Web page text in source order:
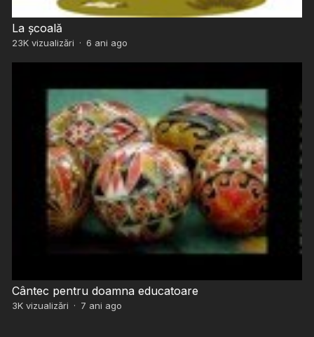
La școală
23Kvizualizări · 6 ani ago
Cântec pentru doamna educatoare
3Kvizualizări · 7 ani ago